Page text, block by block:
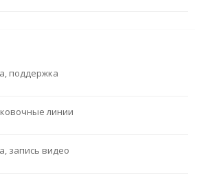
поддержка
линии
запись видео